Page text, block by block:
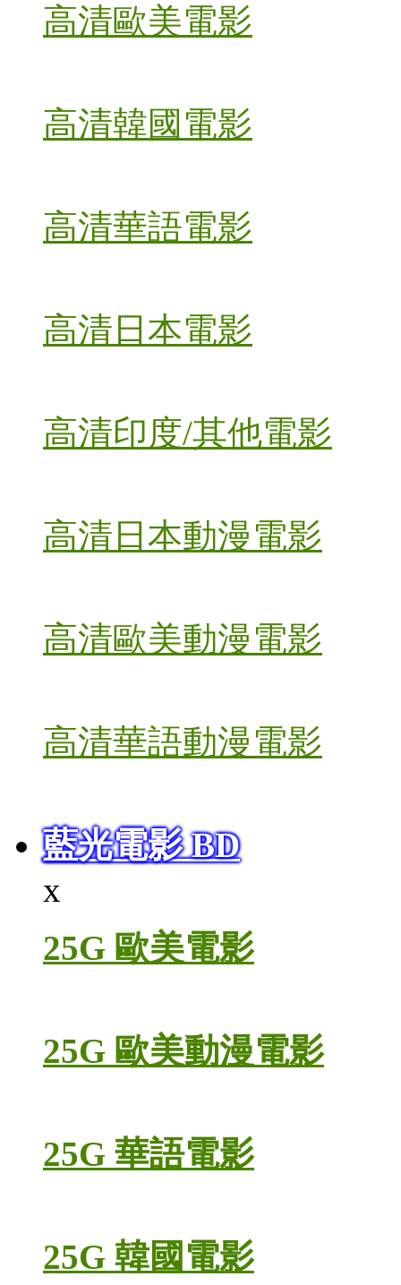
高清歐美電影
高清韓國電影
高清華語電影
高清日本電影
高清印度/其他電影
高清日本動漫電影
高清歐美動漫電影
高清華語動漫電影
藍光電影 BD
x
25G 歐美電影
25G 歐美動漫電影
25G 華語電影
25G 韓國電影